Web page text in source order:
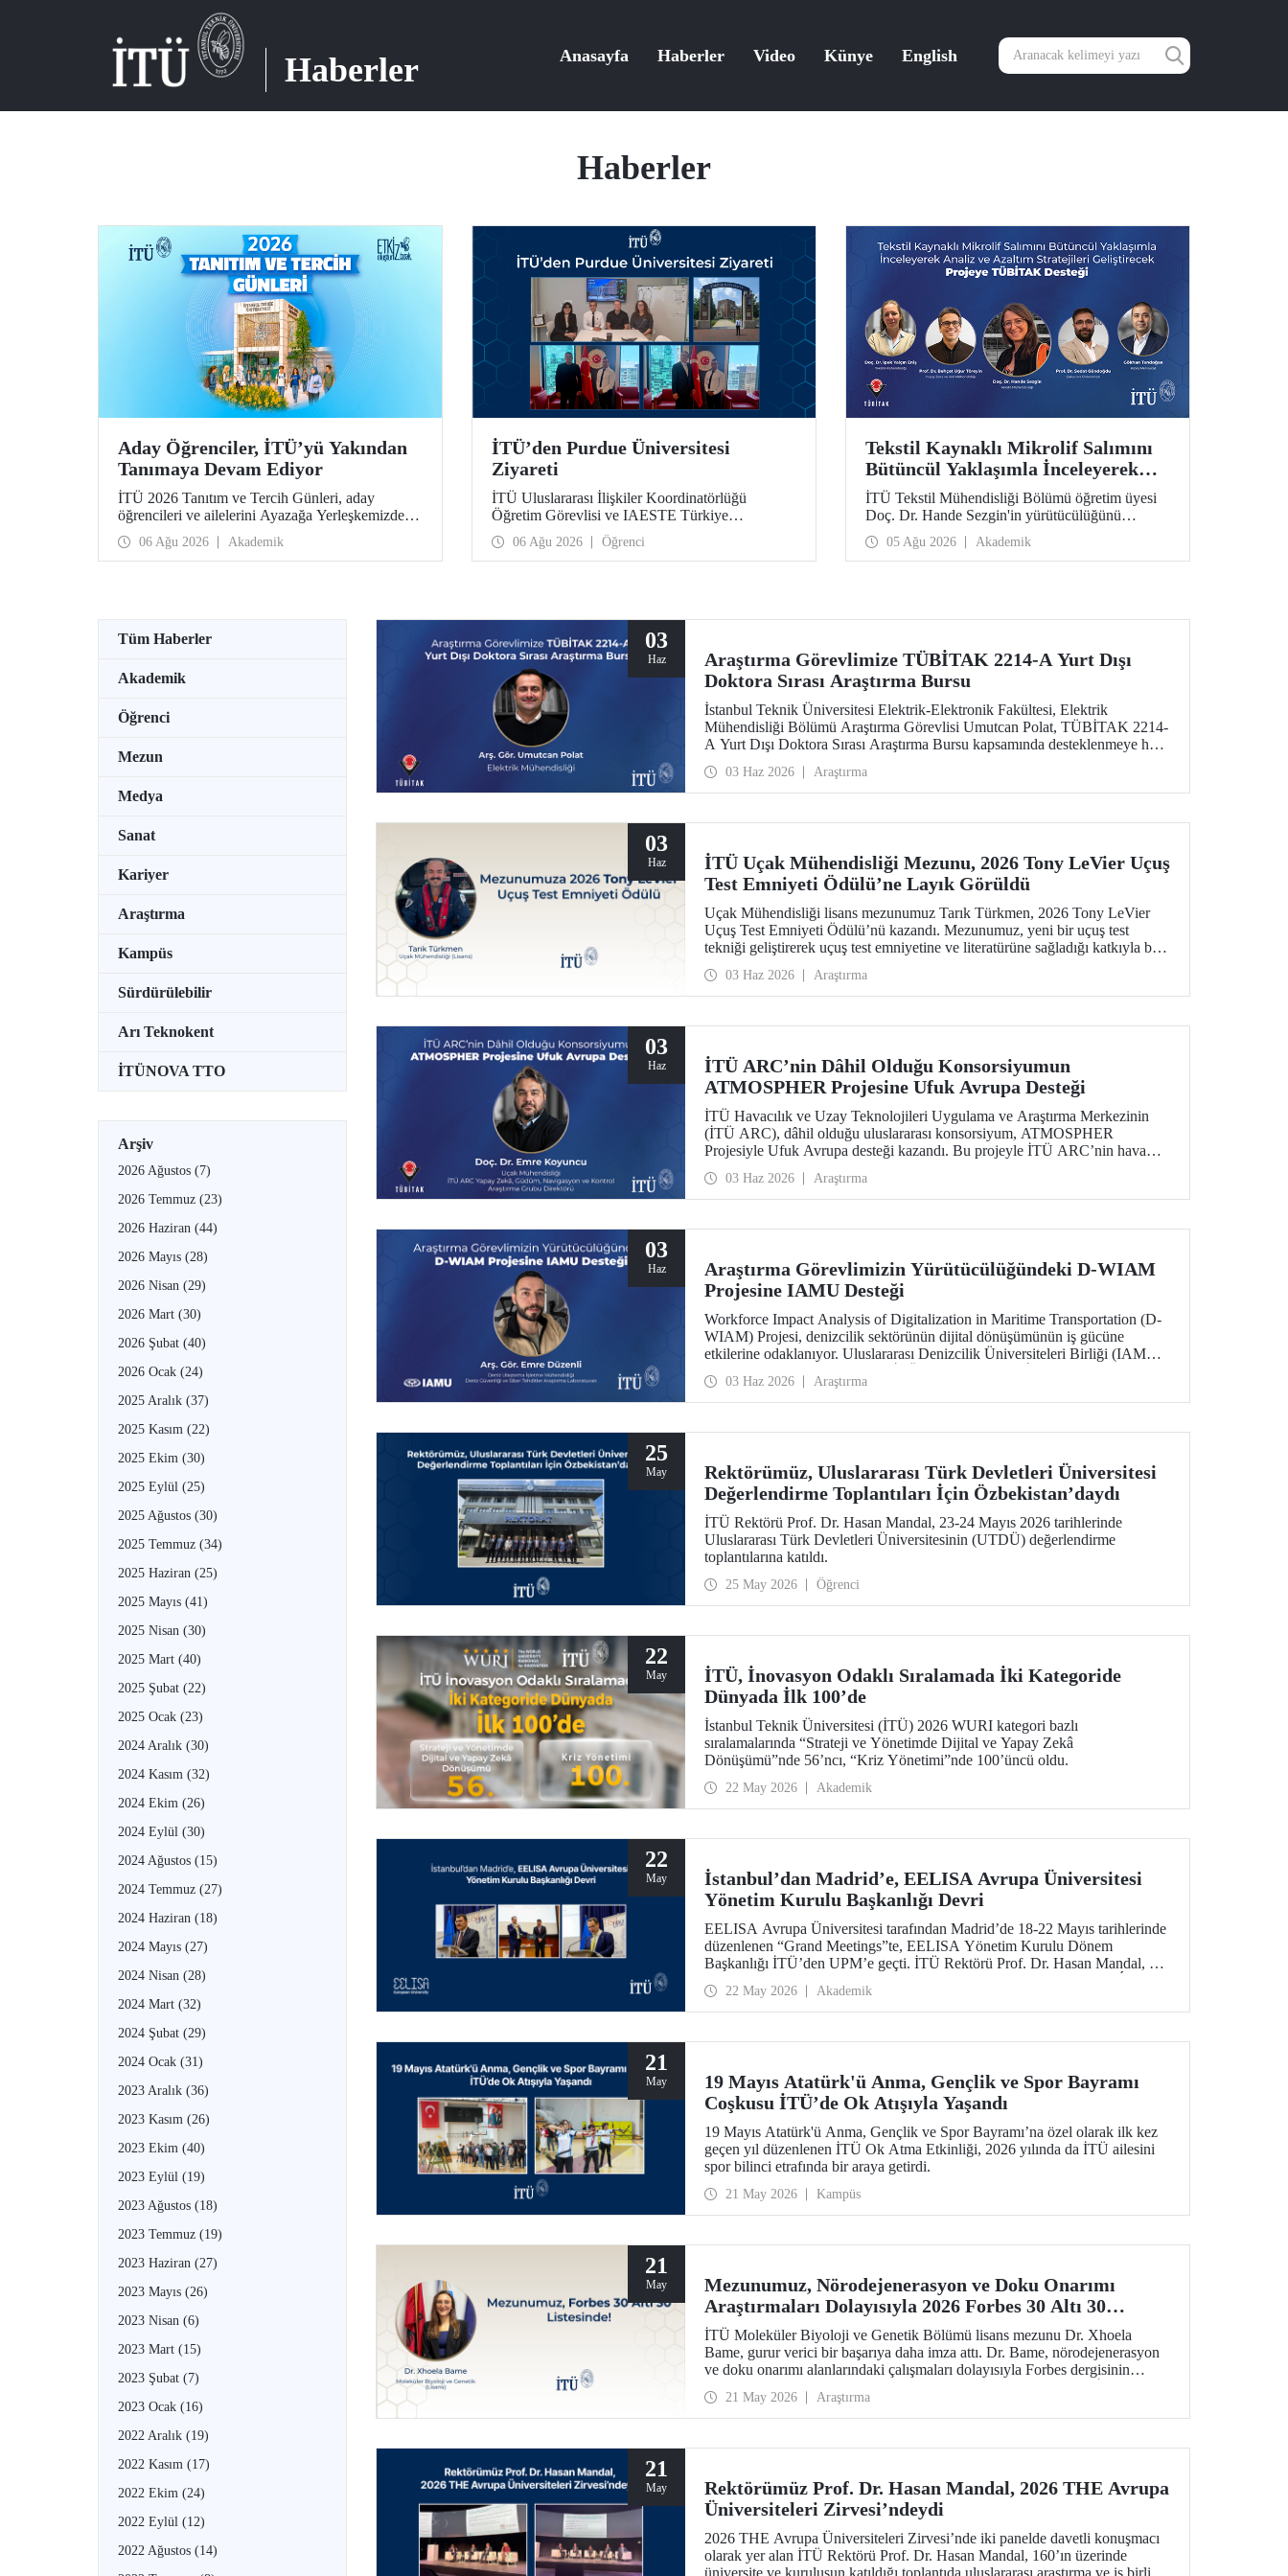
Haberler Anasayfa Haberler Video Künye English
Haberler
Aday Öğrenciler, İTÜ’yü Yakından
Tanımaya Devam Ediyor
İTÜ 2026 Tanıtım ve Tercih Günleri, aday
öğrencileri ve ailelerini Ayazağa Yerleşkemizde
ağırlamaya devam ediyor. Tanıtım ve Tercih
Günleri 7 Ağustos’ta tamamlanacak, ilgili fakülte
ve birimler adaylara bilgi vermeye devam edecek.
06 Ağu 2026 Akademik
İTÜ’den Purdue Üniversitesi
Ziyareti
İTÜ Uluslararası İlişkiler Koordinatörlüğü
Öğretim Görevlisi ve IAESTE Türkiye
Sorumlusu Cahit Okan, akademik ilişkileri ve iş
birliğini geliştirmek amacıyla 20-27 Temmuz
tarihlerinde ABD’de dünyanın önde gelen
06 Ağu 2026 Öğrenci
Tekstil Kaynaklı Mikrolif Salımını
Bütüncül Yaklaşımla İnceleyerek
Analiz ve Azaltım Stratejileri
Geliştirecek Projeye TÜBİTAK
Desteği
İTÜ Tekstil Mühendisliği Bölümü öğretim üyesi
Doç. Dr. Hande Sezgin'in yürütücülüğünü
üstlendiği “Sürdürülebilir Pamuk ve Polyester
Esaslı Tekstil Ürünlerinde Kullanım Koşullarına
Bağlı Mikrolif Salımı: Aşınma, UV Maruziyeti ve
proje, TÜBİTAK 2515 – COST Aksiyon Üyeleri
desteklenmeye hak kazandı.
05 Ağu 2026 Akademik
Tüm Haberler
Akademik
Öğrenci
Mezun
Medya
Sanat
Kariyer
Araştırma
Kampüs
Sürdürülebilir
Arı Teknokent
İTÜNOVA TTO
Arşiv
2026 Ağustos (7)
2026 Temmuz (23)
2026 Haziran (44)
2026 Mayıs (28)
2026 Nisan (29)
2026 Mart (30)
2026 Şubat (40)
2026 Ocak (24)
2025 Aralık (37)
2025 Kasım (22)
2025 Ekim (30)
2025 Eylül (25)
2025 Ağustos (30)
2025 Temmuz (34)
2025 Haziran (25)
2025 Mayıs (41)
2025 Nisan (30)
2025 Mart (40)
2025 Şubat (22)
2025 Ocak (23)
2024 Aralık (30)
2024 Kasım (32)
2024 Ekim (26)
2024 Eylül (30)
2024 Ağustos (15)
2024 Temmuz (27)
2024 Haziran (18)
2024 Mayıs (27)
2024 Nisan (28)
2024 Mart (32)
2024 Şubat (29)
2024 Ocak (31)
2023 Aralık (36)
2023 Kasım (26)
2023 Ekim (40)
2023 Eylül (19)
2023 Ağustos (18)
2023 Temmuz (19)
2023 Haziran (27)
2023 Mayıs (26)
2023 Nisan (6)
2023 Mart (15)
2023 Şubat (7)
2023 Ocak (16)
2022 Aralık (19)
2022 Kasım (17)
2022 Ekim (24)
2022 Eylül (12)
2022 Ağustos (14)
03
Haz
Araştırma Görevlimize TÜBİTAK 2214-A Yurt Dışı
Doktora Sırası Araştırma Bursu
İstanbul Teknik Üniversitesi Elektrik-Elektronik Fakültesi, Elektrik
Mühendisliği Bölümü Araştırma Görevlisi Umutcan Polat, TÜBİTAK 2214-
A Yurt Dışı Doktora Sırası Araştırma Bursu kapsamında desteklenmeye hak
03 Haz 2026 Araştırma
03
Haz
İTÜ Uçak Mühendisliği Mezunu, 2026 Tony LeVier Uçuş
Test Emniyeti Ödülü’ne Layık Görüldü
Uçak Mühendisliği lisans mezunumuz Tarık Türkmen, 2026 Tony LeVier
Uçuş Test Emniyeti Ödülü’nü kazandı. Mezunumuz, yeni bir uçuş test
tekniği geliştirerek uçuş test emniyetine ve literatürüne sağladığı katkıyla bu
03 Haz 2026 Araştırma
03
Haz
İTÜ ARC’nin Dâhil Olduğu Konsorsiyumun
ATMOSPHER Projesine Ufuk Avrupa Desteği
İTÜ Havacılık ve Uzay Teknolojileri Uygulama ve Araştırma Merkezinin
(İTÜ ARC), dâhil olduğu uluslararası konsorsiyum, ATMOSPHER
Projesiyle Ufuk Avrupa desteği kazandı. Bu projeyle İTÜ ARC’nin hava
ölçeğinde hava trafik yönetimi (ATM) alanlarındaki dev isimler arasında yer
alacak.
03 Haz 2026 Araştırma
03
Haz
Araştırma Görevlimizin Yürütücülüğündeki D-WIAM
Projesine IAMU Desteği
Workforce Impact Analysis of Digitalization in Maritime Transportation (D-
WIAM) Projesi, denizcilik sektörünün dijital dönüşümünün iş gücüne
etkilerine odaklanıyor. Uluslararası Denizcilik Üniversiteleri Birliği (IAMU)
Bölümü Araştırma Görevlisi ve Deniz Güvenliği ve Siber Tehditler
Araştırma Laboratuvarı araştırmacısı Emre Düzenli yürütecek.
03 Haz 2026 Araştırma
25
May
Rektörümüz, Uluslararası Türk Devletleri Üniversitesi
Değerlendirme Toplantıları İçin Özbekistan’daydı
İTÜ Rektörü Prof. Dr. Hasan Mandal, 23-24 Mayıs 2026 tarihlerinde
Uluslararası Türk Devletleri Üniversitesinin (UTDÜ) değerlendirme
toplantılarına katıldı.
25 May 2026 Öğrenci
22
May
İTÜ, İnovasyon Odaklı Sıralamada İki Kategoride
Dünyada İlk 100’de
İstanbul Teknik Üniversitesi (İTÜ) 2026 WURI kategori bazlı
sıralamalarında “Strateji ve Yönetimde Dijital ve Yapay Zekâ
Dönüşümü”nde 56’ncı, “Kriz Yönetimi”nde 100’üncü oldu.
22 May 2026 Akademik
22
May
İstanbul’dan Madrid’e, EELISA Avrupa Üniversitesi
Yönetim Kurulu Başkanlığı Devri
EELISA Avrupa Üniversitesi tarafından Madrid’de 18-22 Mayıs tarihlerinde
düzenlenen “Grand Meetings”te, EELISA Yönetim Kurulu Dönem
Başkanlığı İTÜ’den UPM’e geçti. İTÜ Rektörü Prof. Dr. Hasan Mandal, 6
García Suárez’e düzenlenen bir törenle devretti.
22 May 2026 Akademik
21
May
19 Mayıs Atatürk'ü Anma, Gençlik ve Spor Bayramı
Coşkusu İTÜ’de Ok Atışıyla Yaşandı
19 Mayıs Atatürk'ü Anma, Gençlik ve Spor Bayramı’na özel olarak ilk kez
geçen yıl düzenlenen İTÜ Ok Atma Etkinliği, 2026 yılında da İTÜ ailesini
spor bilinci etrafında bir araya getirdi.
21 May 2026 Kampüs
21
May
Mezunumuz, Nörodejenerasyon ve Doku Onarımı
Araştırmaları Dolayısıyla 2026 Forbes 30 Altı 30
Listesinde!
İTÜ Moleküler Biyoloji ve Genetik Bölümü lisans mezunu Dr. Xhoela
Bame, gurur verici bir başarıya daha imza attı. Dr. Bame, nörodejenerasyon
ve doku onarımı alanlarındaki çalışmaları dolayısıyla Forbes dergisinin
listesine seçildi.
21 May 2026 Araştırma
21
May
Rektörümüz Prof. Dr. Hasan Mandal, 2026 THE Avrupa
Üniversiteleri Zirvesi’ndeydi
2026 THE Avrupa Üniversiteleri Zirvesi’nde iki panelde davetli konuşmacı
olarak yer alan İTÜ Rektörü Prof. Dr. Hasan Mandal, 160’ın üzerinde
üniversite ve kuruluşun katıldığı toplantıda uluslararası araştırma ve iş birliği